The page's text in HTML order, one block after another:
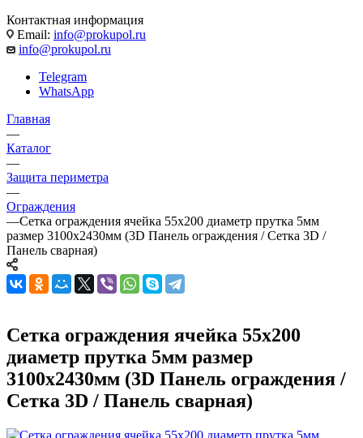
Контактная информация
Email: info@prokupol.ru
info@prokupol.ru
Telegram
WhatsApp
Главная
—
Каталог
—
Защита периметра
—
Ограждения
—Сетка ограждения ячейка 55х200 диаметр прутка 5мм
размер 3100x2430мм (3D Панель ограждения / Сетка 3D /
Панель сварная)
Сетка ограждения ячейка 55х200
диаметр прутка 5мм размер
3100x2430мм (3D Панель ограждения /
Сетка 3D / Панель сварная)